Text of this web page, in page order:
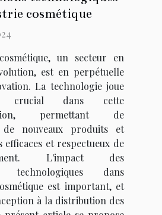
cosmétique
un secteur en
est en perpétuelle
La technologie joue
dans cette
permettant de
de nouveaux produits et
efficaces et respectueux de
L'impact des
technologiques dans
est important, et
à la distribution des